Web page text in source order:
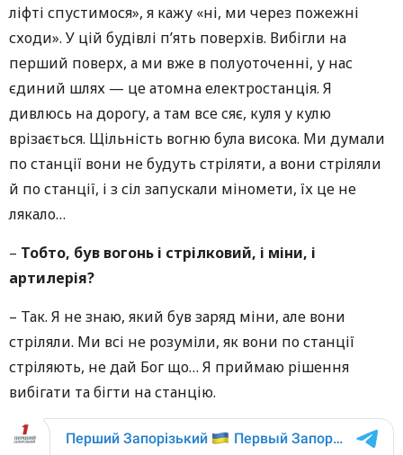
ліфті спустимося», я кажу «ні, ми через пожежні
сходи». У цій будівлі п’ять поверхів. Вибігли на
перший поверх, а ми вже в полуоточенні, у нас
єдиний шлях — це атомна електростанція. Я
дивлюсь на дорогу, а там все сяє, куля у кулю
врізається. Щільність вогню була висока. Ми думали
по станції вони не будуть стріляти, а вони стріляли
й по станції, і з сіл запускали міномети, їх це не
лякало…
– Тобто, був вогонь і стрілковий, і міни, і
артилерія?
– Так. Я не знаю, який був заряд міни, але вони
стріляли. Ми всі не розуміли, як вони по станції
стріляють, не дай Бог що… Я приймаю рішення
вибігати та бігти на станцію.